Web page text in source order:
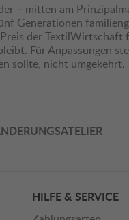
– mitten am
Generationen
der
Für Anpassungen
sollte, nicht umgekehrt.
HILFE & SERVICE